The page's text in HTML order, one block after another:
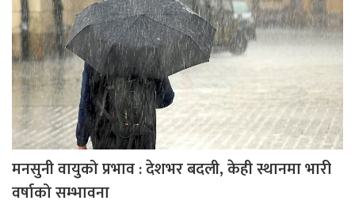
मनसुनी वायुको प्रभाव : देशभर बदली, केही स्थानमा भारी
वर्षाको सम्भावना